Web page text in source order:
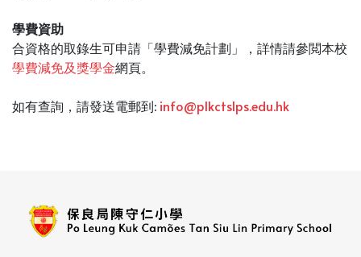
學費資助
合資格的取錄生可申請「學費減免計劃」，詳情請參閲本校
學費減免及獎學金網頁。
如有查詢，請發送電郵到: info@plkctslps.edu.hk